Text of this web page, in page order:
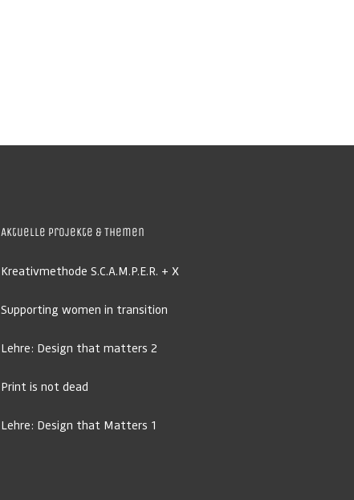
Aktuelle Projekte & Themen
Kreativmethode S.C.A.M.P.E.R. + X
Supporting women in transition
Lehre: Design that matters 2
Print is not dead
Lehre: Design that Matters 1